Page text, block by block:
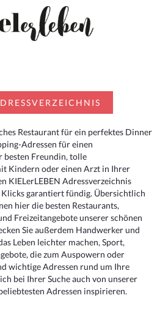
Restaurant für ein perfektes Dinner
Adressen für einen
besten Freundin, tolle
Kindern oder einen Arzt in Ihrer
KIELerLEBEN Adressverzeichnis
garantiert fündig. Übersichtlich
hier die besten Restaurants,
Freizeitangebote unserer schönen
Sie außerdem Handwerker und
Leben leichter machen, Sport,
die zum Auspowern oder
wichtige Adressen rund um Ihre
bei Ihrer Suche auch von unserer
Adressen inspirieren.